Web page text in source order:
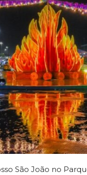
São João no